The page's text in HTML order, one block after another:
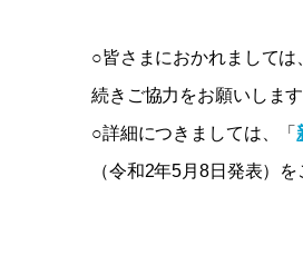
○皆さまにおかれまして
続きご協力をお願いします
○詳細につきましては、「
（令和2年5月8日発表）を